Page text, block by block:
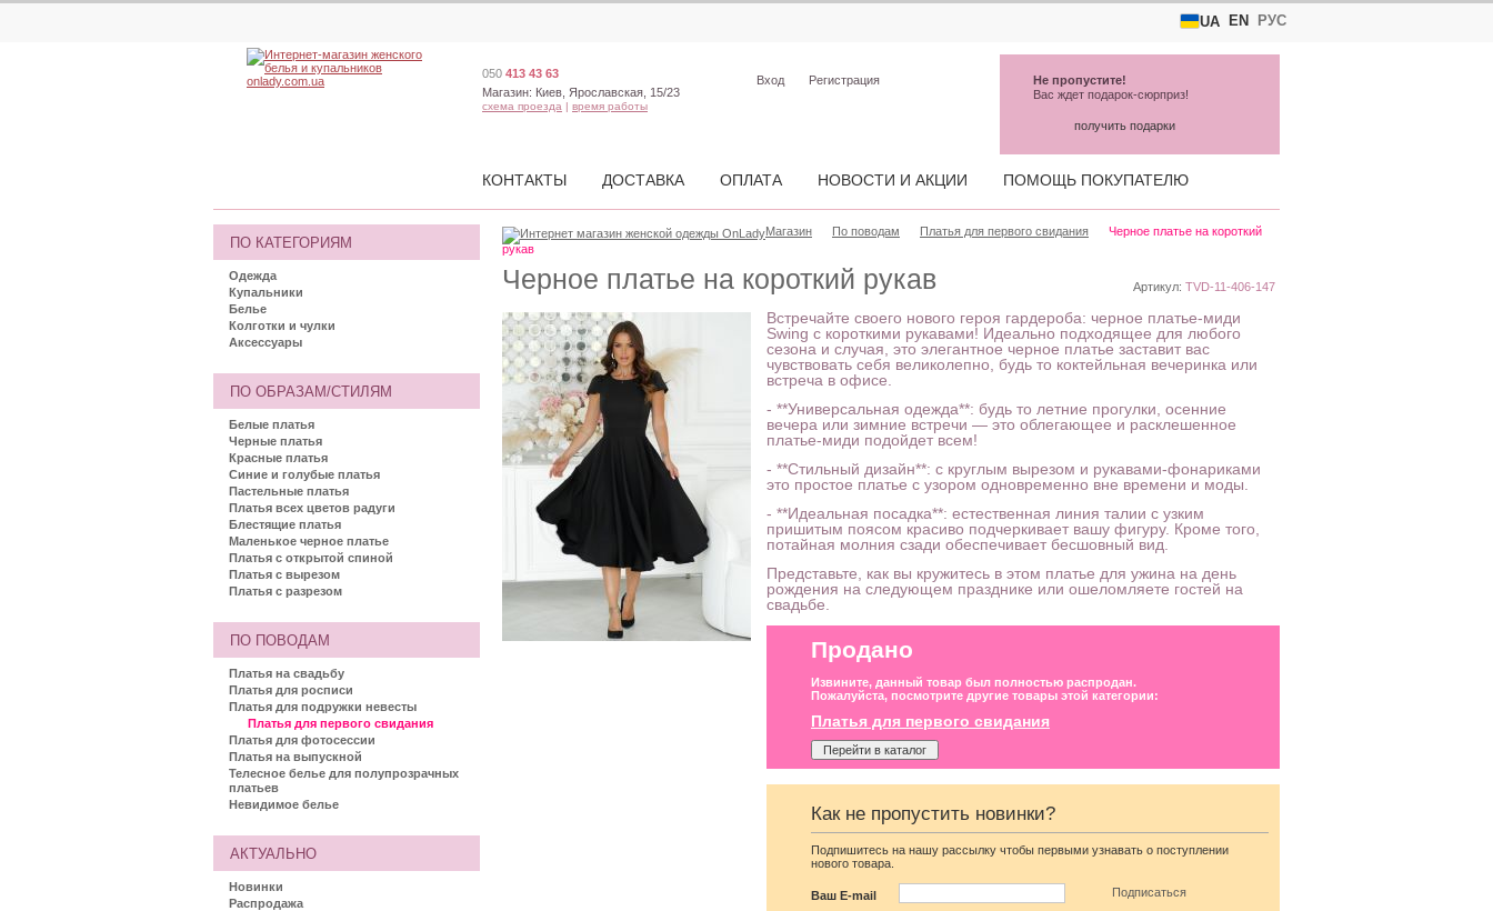
UA EN РУС
Черное платье на короткий рукав Артикул: TVD-11-406-147
Встречайте своего нового героя гардероба: черное платье-миди
Swing с короткими рукавами! Идеально подходящее для любого
сезона и случая, это элегантное черное платье заставит вас
чувствовать себя великолепно, будь то коктейльная вечеринка или
встреча в офисе.
- **Универсальная одежда**: будь то летние прогулки, осенние
вечера или зимние встречи — это облегающее и расклешенное
платье-миди подойдет всем!
- **Стильный дизайн**: с круглым вырезом и рукавами-фонариками
это простое платье с узором одновременно вне времени и моды.
- **Идеальная посадка**: естественная линия талии с узким
пришитым поясом красиво подчеркивает вашу фигуру. Кроме того,
потайная молния сзади обеспечивает бесшовный вид.
Представьте, как вы кружитесь в этом платье для ужина на день
рождения на следующем празднике или ошеломляете гостей на
свадьбе.
Продано
Извините, данный товар был полностью распродан.
Пожалуйста, посмотрите другие товары этой категории:
Платья для первого свидания
Перейти в каталог
Как не пропустить новинки?
Подпишитесь на нашу рассылку чтобы первыми узнавать о поступлении
нового товара.
Ваш E-mail
Вечернее нарядное
корсетное платье
коричневого цвета
Коктейльное короткое
платье-шорты
Магазин По поводам Платья для первого свидания
Черное платье на короткий
рукав
ПО КАТЕГОРИЯМ
Одежда
Купальники
Белье
Колготки и чулки
Аксессуары
ПО ОБРАЗАМ/СТИЛЯМ
Белые платья
Черные платья
Красные платья
Синие и голубые платья
Пастельные платья
Платья всех цветов радуги
Блестящие платья
Маленькое черное платье
Платья с открытой спиной
Платья с вырезом
Платья с разрезом
ПО ПОВОДАМ
Платья на свадьбу
Платья для росписи
Платья для подружки невесты
Платья для первого свидания
Платья для фотосессии
Платья на выпускной
Телесное белье для полупрозрачных
платьев
Невидимое белье
АКТУАЛЬНО
Новинки
Распродажа
050 413 43 63
Магазин: Киев, Ярославская, 15/23
схема проезда | время работы
Вход Регистрация
КОНТАКТЫ ДОСТАВКА ОПЛАТА НОВОСТИ И АКЦИИ ПОМОЩЬ ПОКУПАТЕЛЮ
Не пропустите!
Вас ждет подарок-сюрприз!
получить подарки